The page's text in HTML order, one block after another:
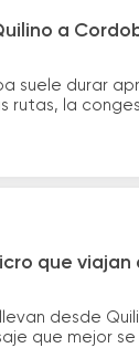
a
suele durar
rutas, la
que
desde
que mejor